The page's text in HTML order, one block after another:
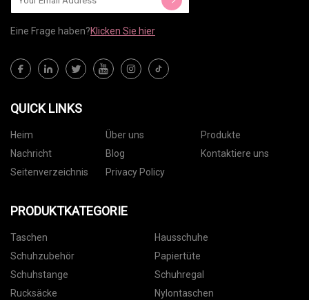
Eine Frage haben?Klicken Sie hier
QUICK LINKS
Heim Über uns
Produkte
Nachricht
Blog
Kontaktiere uns
Seitenverzeichnis
Privacy Policy
PRODUKTKATEGORIE
Taschen
Hausschuhe
Schuhzubehör
Papiertüte
Schuhstange
Schuhregal
Rucksäcke
Nylontaschen